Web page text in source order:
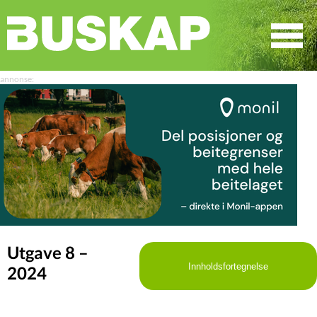
SØK
☰
Utgave 8 –
2024
Innholdsfortegnelse